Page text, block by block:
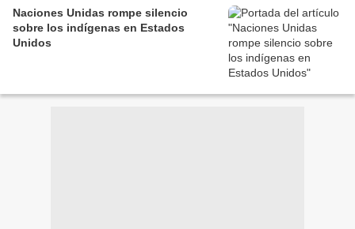
Naciones Unidas rompe silencio
sobre los indígenas en Estados
Unidos